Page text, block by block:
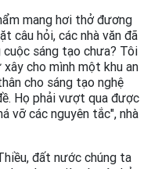
mang hơi thở đương
câu hỏi, các nhà văn đã
sáng tạo chưa? Tôi
cho mình một khu an
cho sáng tạo nghệ
Họ phải vượt qua được
vỡ các nguyên tắc", nhà
đất nước chúng ta